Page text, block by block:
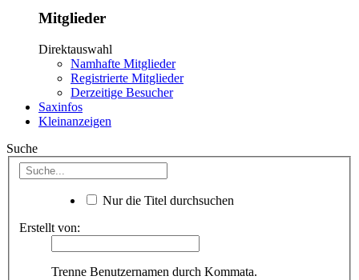
Mitglieder
Direktauswahl
Namhafte Mitglieder
Registrierte Mitglieder
Derzeitige Besucher
Saxinfos
Kleinanzeigen
Suche
Nur die Titel durchsuchen
Erstellt von:
Trenne Benutzernamen durch Kommata.